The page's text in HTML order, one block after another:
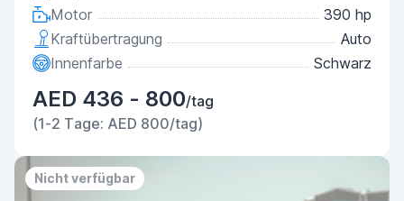
Motor
390 hp
Kraftübertragung
Auto
Innenfarbe
Schwarz
AED 436 - 800/tag
(1-2 Tage: AED 800/tag)
Nicht verfügbar